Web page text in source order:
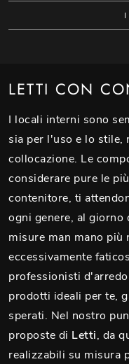
LETTI CON
I locali interni sono
sia per l'uso e lo stile,
collocazione. Le
considerare pure le
contenitore, ti
ogni genere, al giorno
misure man mano
eccessivamente
professionisti
prodotti ideali per te,
sperati. Nel nostro
proposte di Letti, da
realizzabili su misura